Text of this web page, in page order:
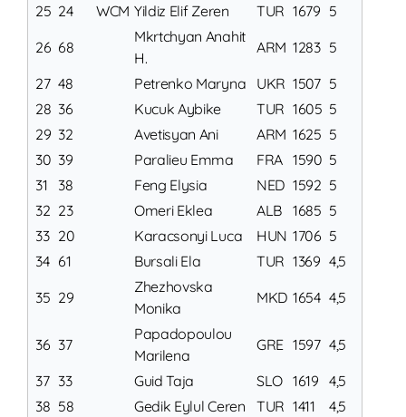
25 24 WCM Yildiz Elif Zeren TUR 1679 5
26 68
Mkrtchyan Anahit
H.
ARM 1283 5
27 48 Petrenko Maryna UKR 1507 5
28 36 Kucuk Aybike TUR 1605 5
29 32 Avetisyan Ani ARM 1625 5
30 39 Paralieu Emma FRA 1590 5
31 38 Feng Elysia NED 1592 5
32 23 Omeri Eklea ALB 1685 5
33 20 Karacsonyi Luca HUN 1706 5
34 61 Bursali Ela TUR 1369 4,5
35 29
Zhezhovska
Monika
MKD 1654 4,5
36 37
Papadopoulou
Marilena
GRE 1597 4,5
37 33 Guid Taja SLO 1619 4,5
38 58 Gedik Eylul Ceren TUR 1411
4,5